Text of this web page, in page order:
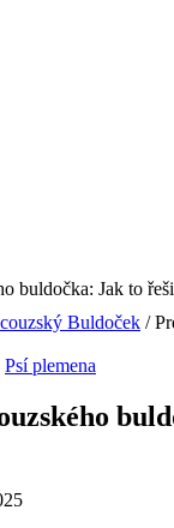
Buldoček /
Psí plemena